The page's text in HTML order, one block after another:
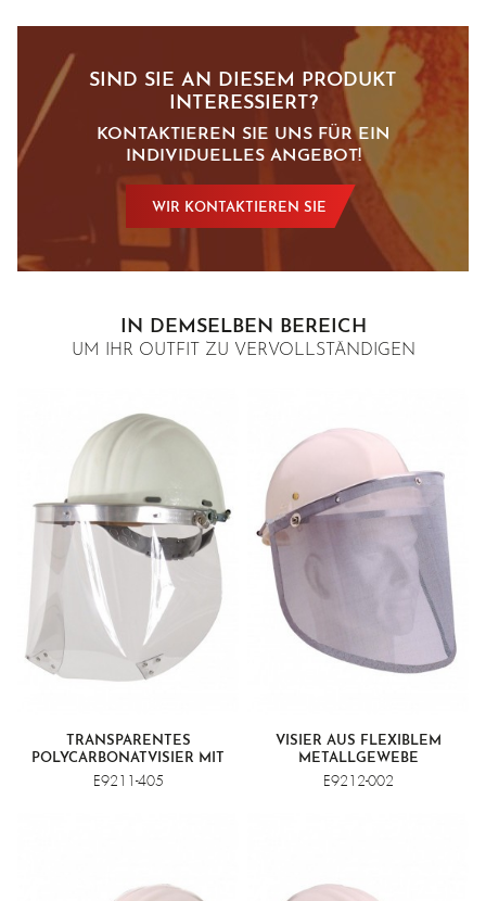
SIND SIE AN DIESEM PRODUKT
INTERESSIERT?
KONTAKTIEREN SIE UNS FÜR EIN
INDIVIDUELLES ANGEBOT!
WIR KONTAKTIEREN SIE
IN DEMSELBEN BEREICH
UM IHR OUTFIT ZU VERVOLLSTÄNDIGEN
TRANSPARENTES
POLYCARBONATVISIER MIT
UNTERKINNSCHUTZ
E9211-405
VISIER AUS FLEXIBLEM
METALLGEWEBE
E9212-002